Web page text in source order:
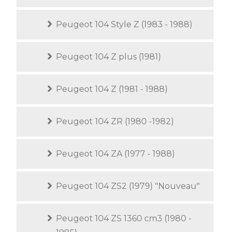
Peugeot 104 Style Z (1983 - 1988)
Peugeot 104 Z plus (1981)
Peugeot 104 Z (1981 - 1988)
Peugeot 104 ZR (1980 -1982)
Peugeot 104 ZA (1977 - 1988)
Peugeot 104 ZS2 (1979) "Nouveau"
Peugeot 104 ZS 1360 cm3 (1980 -